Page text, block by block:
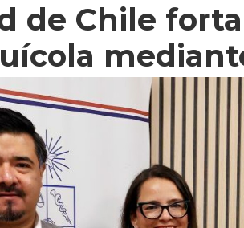
de Chile